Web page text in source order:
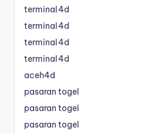
terminal4d
terminal4d
terminal4d
terminal4d
aceh4d
pasaran togel
pasaran togel
pasaran togel